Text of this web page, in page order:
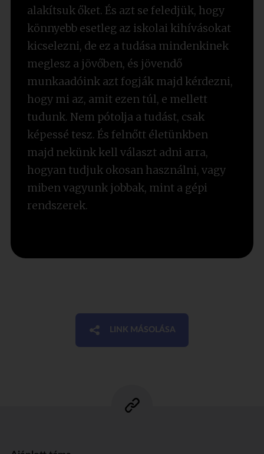
alakítsuk őket. És azt se feledjük, hogy
könnyebb esetleg az iskolai kihívásokat
kicselezni, de ez a tudása mindenkinek
meglesz a jövőben, és jövendő
munkaadóink azt fogják majd kérdezni,
hogy mi az, amit ezen túl, e mellett
tudunk. Nem pótolja a tudást, csak
képessé tesz. És felnőtt életünkben
majd nekünk kell választ adni arra,
hogyan tudjuk okosan használni, vagy
miben vagyunk jobbak, mint a gépi
rendszerek.
LINK MÁSOLÁSA